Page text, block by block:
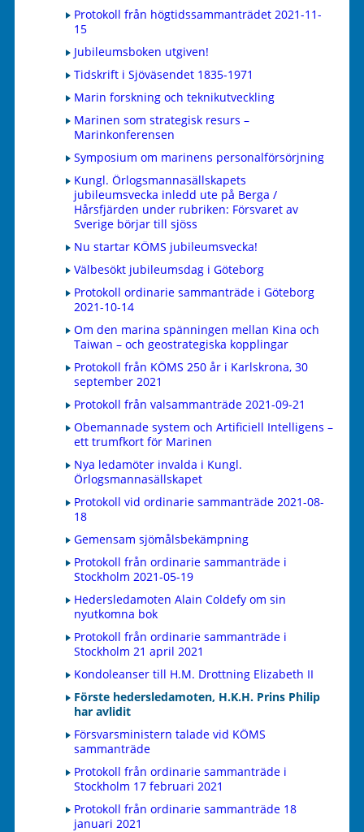
Protokoll från högtidssammanträdet 2021-11-
15
Jubileumsboken utgiven!
Tidskrift i Sjöväsendet 1835-1971
Marin forskning och teknikutveckling
Marinen som strategisk resurs –
Marinkonferensen
Symposium om marinens personalförsörjning
Kungl. Örlogsmannasällskapets
jubileumsvecka inledd ute på Berga /
Hårsfjärden under rubriken: Försvaret av
Sverige börjar till sjöss
Nu startar KÖMS jubileumsvecka!
Välbesökt jubileumsdag i Göteborg
Protokoll ordinarie sammanträde i Göteborg
2021-10-14
Om den marina spänningen mellan Kina och
Taiwan – och geostrategiska kopplingar
Protokoll från KÖMS 250 år i Karlskrona, 30
september 2021
Protokoll från valsammanträde 2021-09-21
Obemannade system och Artificiell Intelligens –
ett trumfkort för Marinen
Nya ledamöter invalda i Kungl.
Örlogsmannasällskapet
Protokoll vid ordinarie sammanträde 2021-08-
18
Gemensam sjömålsbekämpning
Protokoll från ordinarie sammanträde i
Stockholm 2021-05-19
Hedersledamoten Alain Coldefy om sin
nyutkomna bok
Protokoll från ordinarie sammanträde i
Stockholm 21 april 2021
Kondoleanser till H.M. Drottning Elizabeth II
Förste hedersledamoten, H.K.H. Prins Philip
har avlidit
Försvarsministern talade vid KÖMS
sammanträde
Protokoll från ordinarie sammanträde i
Stockholm 17 februari 2021
Protokoll från ordinarie sammanträde 18
januari 2021